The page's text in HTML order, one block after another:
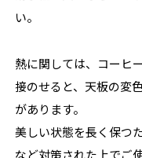
い。
熱に関しては、コーヒ
接のせると、天板の変
があります。
美しい状態を長く保つ
など対策された上でご